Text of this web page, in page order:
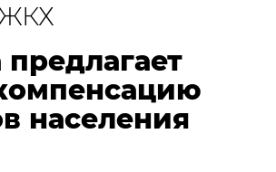
предлагает
населения